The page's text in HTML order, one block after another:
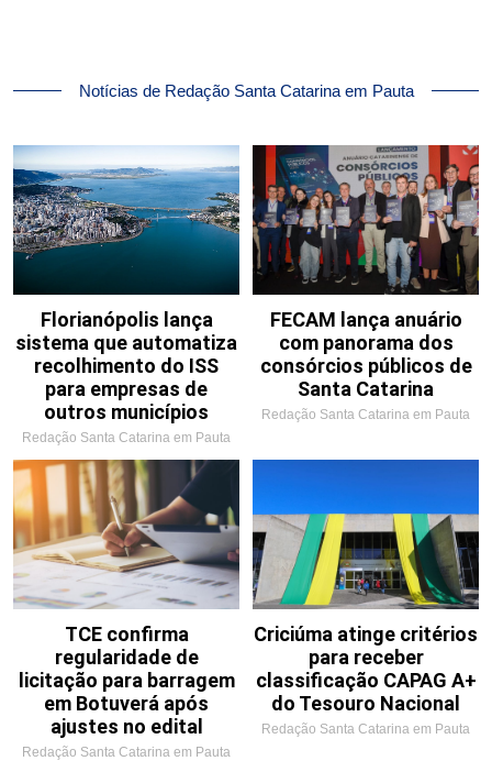
Notícias de Redação Santa Catarina em Pauta
Florianópolis lança
sistema que automatiza
recolhimento do ISS
para empresas de
outros municípios
Redação Santa Catarina em Pauta
FECAM lança anuário
com panorama dos
consórcios públicos de
Santa Catarina
Redação Santa Catarina em Pauta
TCE confirma
regularidade de
licitação para barragem
em Botuverá após
ajustes no edital
Redação Santa Catarina em Pauta
Criciúma atinge critérios
para receber
classificação CAPAG A+
do Tesouro Nacional
Redação Santa Catarina em Pauta